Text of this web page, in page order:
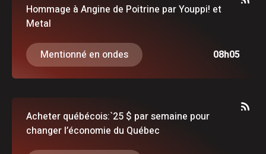
Hommage à Angine de Poitrine par Youppi! et
Metal
Mentionné en ondes 08h05
Acheter québécois:`25 $ par semaine pour
changer l’économie du Québec